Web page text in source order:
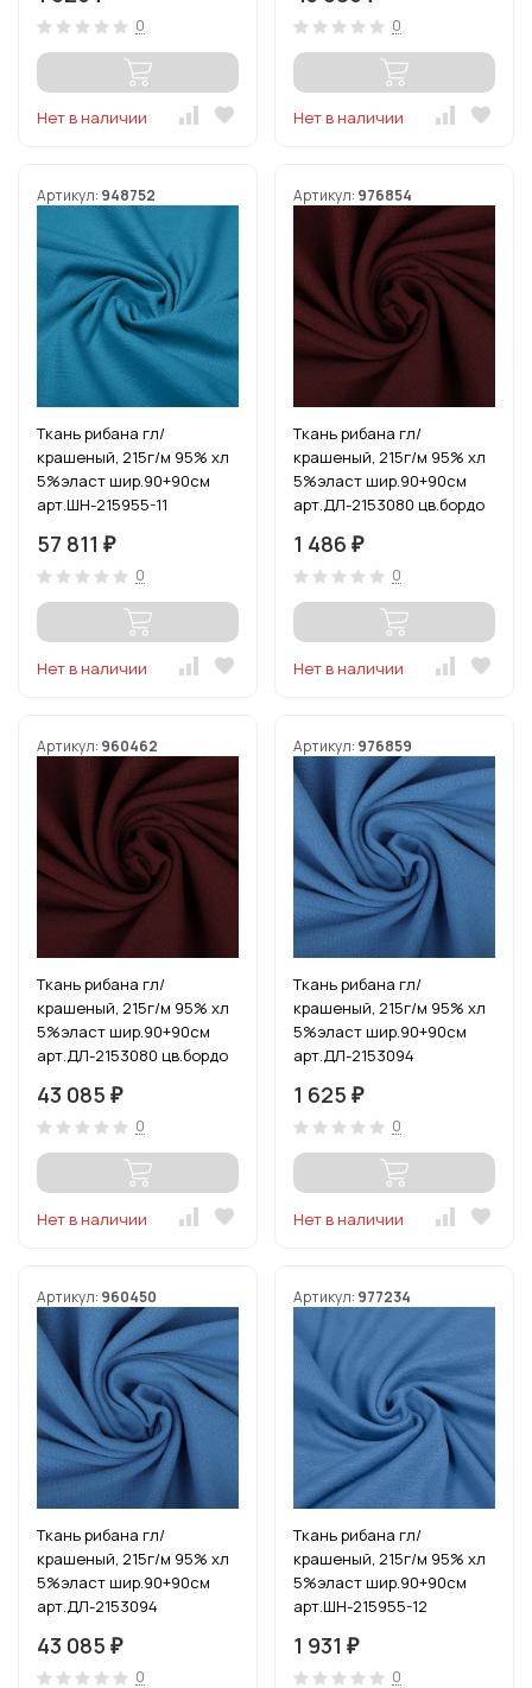
0
Нет в наличии
0
Нет в наличии
Артикул: 948752
Ткань рибана гл/
крашеный, 215г/м 95% хл
5%эласт шир.90+90см
арт.ШН-215955-11
57 811 ₽
0
Нет в наличии
Артикул: 976854
Ткань рибана гл/
крашеный, 215г/м 95% хл
5%эласт шир.90+90см
арт.ДЛ-2153080 цв.бордо
1 486 ₽
0
Нет в наличии
Артикул: 960462
Ткань рибана гл/
крашеный, 215г/м 95% хл
5%эласт шир.90+90см
арт.ДЛ-2153080 цв.бордо
43 085 ₽
0
Нет в наличии
Артикул: 976859
Ткань рибана гл/
крашеный, 215г/м 95% хл
5%эласт шир.90+90см
арт.ДЛ-2153094
(1кг-2,52м)
1 625 ₽
0
Нет в наличии
Артикул: 960450
Ткань рибана гл/
крашеный, 215г/м 95% хл
5%эласт шир.90+90см
арт.ДЛ-2153094
(1кг-2,52м)
43 085 ₽
0
Артикул: 977234
Ткань рибана гл/
крашеный, 215г/м 95% хл
5%эласт шир.90+90см
арт.ШН-215955-12
1 931 ₽
0